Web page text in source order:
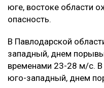
юге, востоке области
опасность.
В Павлодарской
западный, днем
временами 23-28 м/с. В
юго-западный, днем